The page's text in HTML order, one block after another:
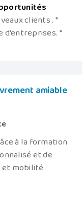
clients . *
d'entreprises. *
amiable
à la formation
et de
mobilité